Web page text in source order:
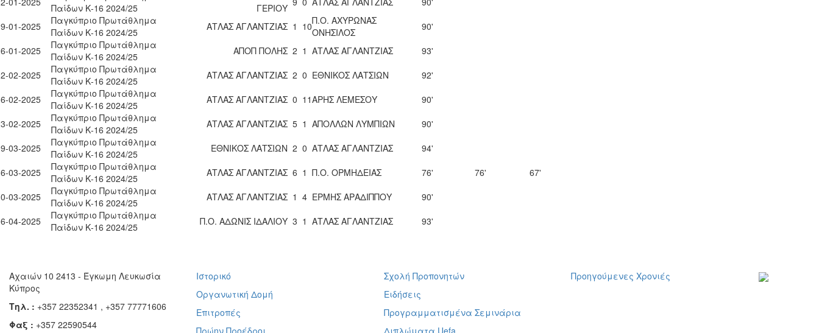
Παίδων Κ-16 2024/25
ΓΕΡΙΟΥ
01-2025
Παγκύπριο Πρωτάθλημα
Παίδων Κ-16 2024/25
ΑΤΛΑΣ ΑΓΛΑΝΤΖΙΑΣ 1 10Π.Ο. ΑΧΥΡΩΝΑΣ
ΟΝΗΣΙΛΟΣ
90'
01-2025
Παγκύπριο Πρωτάθλημα
Παίδων Κ-16 2024/25
ΑΠΟΠ ΠΟΛΗΣ 2 1 ΑΤΛΑΣ ΑΓΛΑΝΤΖΙΑΣ
93'
02-2025
Παγκύπριο Πρωτάθλημα
Παίδων Κ-16 2024/25
ΑΤΛΑΣ ΑΓΛΑΝΤΖΙΑΣ 2 0 ΕΘΝΙΚΟΣ ΛΑΤΣΙΩΝ
92'
02-2025
Παγκύπριο Πρωτάθλημα
Παίδων Κ-16 2024/25
ΑΤΛΑΣ ΑΓΛΑΝΤΖΙΑΣ 0 11ΑΡΗΣ ΛΕΜΕΣΟΥ
90'
02-2025
Παγκύπριο Πρωτάθλημα
Παίδων Κ-16 2024/25
ΑΤΛΑΣ ΑΓΛΑΝΤΖΙΑΣ 5 1 ΑΠΟΛΛΩΝ ΛΥΜΠΙΩΝ
90'
03-2025
Παγκύπριο Πρωτάθλημα
Παίδων Κ-16 2024/25
ΕΘΝΙΚΟΣ ΛΑΤΣΙΩΝ 2 0 ΑΤΛΑΣ ΑΓΛΑΝΤΖΙΑΣ
94'
03-2025
Παγκύπριο Πρωτάθλημα
Παίδων Κ-16 2024/25
ΑΤΛΑΣ ΑΓΛΑΝΤΖΙΑΣ 6 1 Π.Ο. ΟΡΜΗΔΕΙΑΣ 76' 76'
67'
03-2025
Παγκύπριο Πρωτάθλημα
Παίδων Κ-16 2024/25
ΑΤΛΑΣ ΑΓΛΑΝΤΖΙΑΣ 1 4 ΕΡΜΗΣ ΑΡΑΔΙΠΠΟΥ
90'
04-2025
Παγκύπριο Πρωτάθλημα
Παίδων Κ-16 2024/25
Π.Ο. ΑΔΩΝΙΣ ΙΔΑΛΙΟΥ 3 1 ΑΤΛΑΣ ΑΓΛΑΝΤΖΙΑΣ 93'
Αχαιών 10 2413 - Έγκωμη Λευκωσία
Κύπρος
Τηλ. : +357 22352341 , +357 77771606
Φαξ : +357 22590544
Ιστορικό
Οργανωτική Δομή
Επιτροπές
Πρώην Προέδροι
Σχολή Προπονητών
Ειδήσεις
Προγραμματισμένα Σεμινάρια
Διπλώματα Uefa
Προηγούμενες Χρονιές